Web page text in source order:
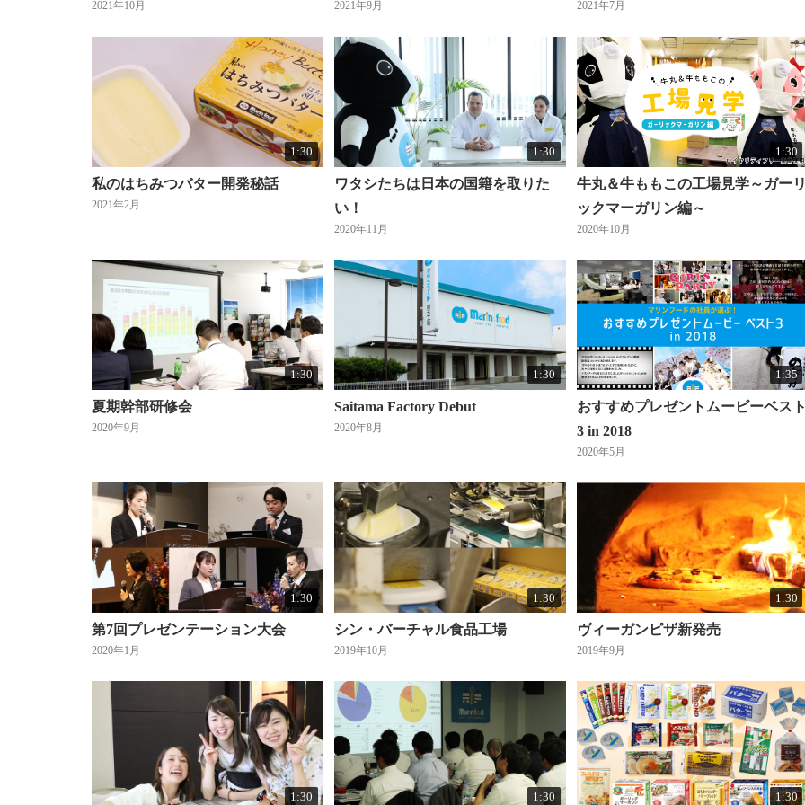
2021年10月 2021年9月 2021年7月
1:30
私のはちみつバター開発秘話
2021年2月
1:30
ワタシたちは日本の国籍を取りた
い！
2020年11月
1:30
牛丸＆牛ももこの工場見学～ガー
ックマーガリン編～
2020年10月
1:30
夏期幹部研修会
2020年9月
1:30
Saitama Factory Debut
2020年8月
1:35
おすすめプレゼントムービーベス
3 in 2018
2020年5月
1:30
第7回プレゼンテーション大会
2020年1月
1:30
シン・バーチャル食品工場
2019年10月
1:30
ヴィーガンピザ新発売
2019年9月
1:30 1:30 1:30